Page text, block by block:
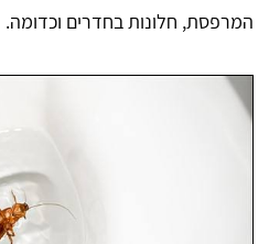
המרפסת, חלונות בחדרים וכדומה.